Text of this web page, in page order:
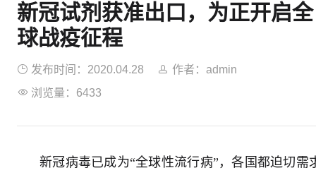
新冠试剂获准出口，为正开启全
球战疫征程
 发布时间：2020.04.28  作者：admin
 浏览量：6433
新冠病毒已成为“全球性流行病”，各国都迫切需